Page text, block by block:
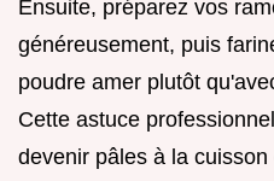
Ensuite, préparez vos
généreusement, puis
poudre amer plutôt
Cette astuce
devenir pâles à la